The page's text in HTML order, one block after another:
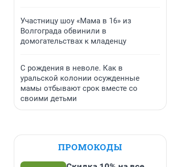
Участницу шоу «Мама в 16» из
Волгограда обвинили в
домогательствах к младенцу
С рождения в неволе. Как в
уральской колонии осужденные
мамы отбывают срок вместе со
своими детьми
ПРОМОКОДЫ